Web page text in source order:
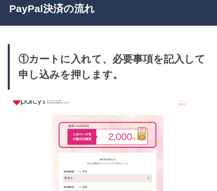
PayPal決済の流れ
①カートに入れて、必要事項を記入して
申し込みを押します。